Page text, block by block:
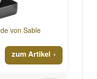
von Sable
zum Artikel